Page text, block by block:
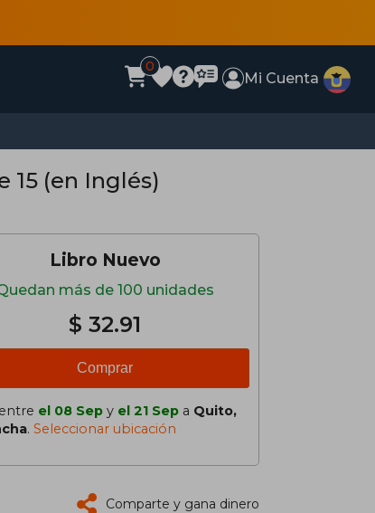
0
Mi Cuenta
15 (en Inglés)
Libro Nuevo
más de 100 unidades
$ 32.91
Comprar
el 08 Sep y el 21 Sep a Quito,
. Seleccionar ubicación
Comparte y gana dinero